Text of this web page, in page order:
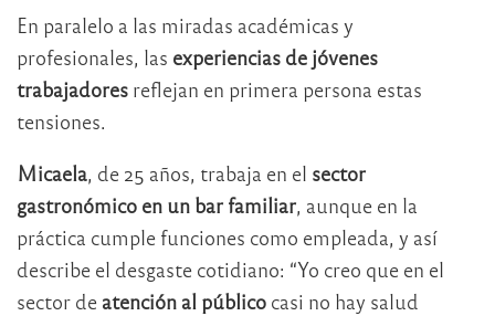
En paralelo a las miradas académicas y
profesionales, las experiencias de jóvenes
trabajadores reflejan en primera persona estas
tensiones.
Micaela, de 25 años, trabaja en el sector
gastronómico en un bar familiar, aunque en la
práctica cumple funciones como empleada, y así
describe el desgaste cotidiano: “Yo creo que en el
sector de atención al público casi no hay salud